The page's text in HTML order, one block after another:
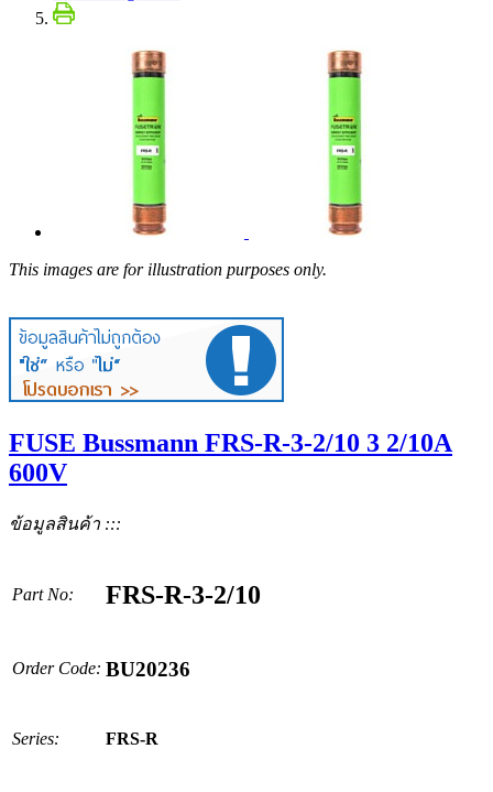
This images are for illustration purposes only.
FUSE Bussmann FRS-R-3-2/10 3 2/10A
600V
ข้อมูลสินค้า :::
Part No: FRS-R-3-2/10
Order Code: BU20236
Series: FRS-R